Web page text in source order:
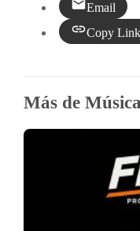
Email
Copy Link
Más de